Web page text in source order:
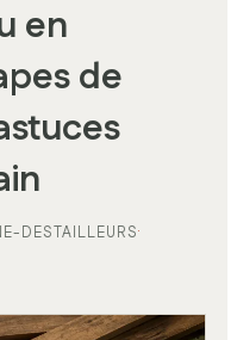
en
de
DESTAILLEURS·